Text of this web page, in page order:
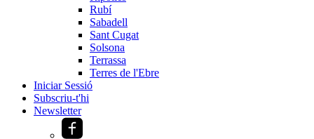
Rubí
Sabadell
Sant Cugat
Solsona
Terrassa
Terres de l'Ebre
Iniciar Sessió
Subscriu-t'hi
Newsletter